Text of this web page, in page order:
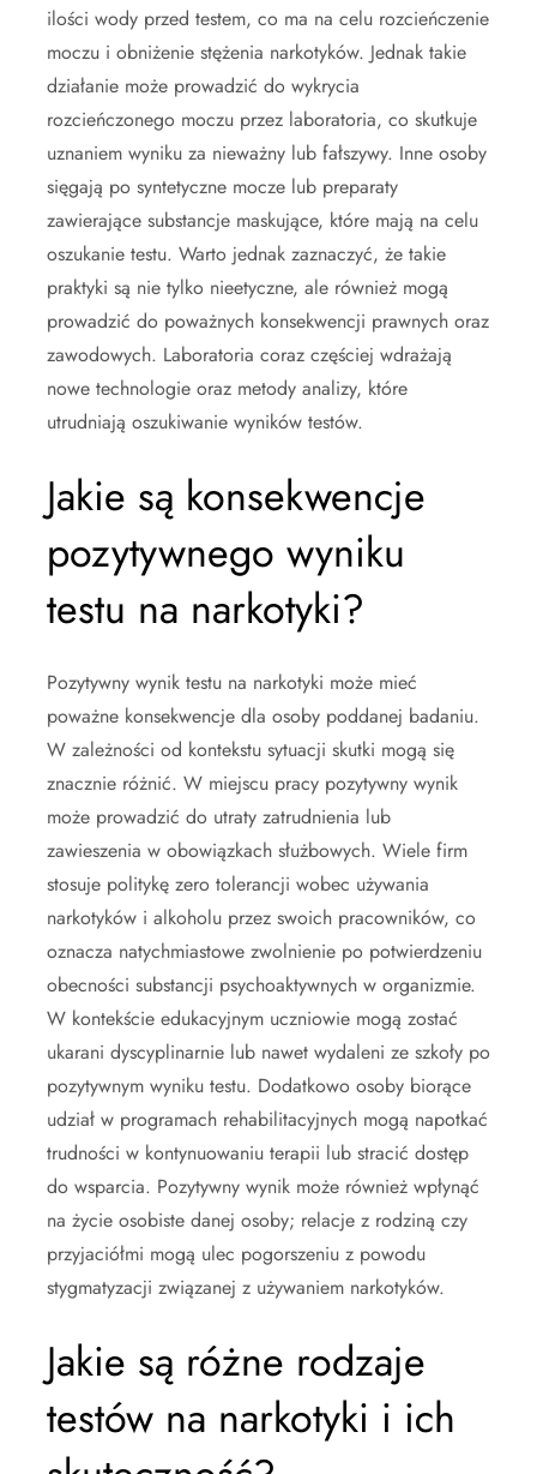
ilości wody przed testem, co ma na celu rozcieńczenie
moczu i obniżenie stężenia narkotyków. Jednak takie
działanie może prowadzić do wykrycia
rozcieńczonego moczu przez laboratoria, co skutkuje
uznaniem wyniku za nieważny lub fałszywy. Inne osoby
sięgają po syntetyczne mocze lub preparaty
zawierające substancje maskujące, które mają na celu
oszukanie testu. Warto jednak zaznaczyć, że takie
praktyki są nie tylko nieetyczne, ale również mogą
prowadzić do poważnych konsekwencji prawnych oraz
zawodowych. Laboratoria coraz częściej wdrażają
nowe technologie oraz metody analizy, które
utrudniają oszukiwanie wyników testów.
Jakie są konsekwencje
pozytywnego wyniku
testu na narkotyki?
Pozytywny wynik testu na narkotyki może mieć
poważne konsekwencje dla osoby poddanej badaniu.
W zależności od kontekstu sytuacji skutki mogą się
znacznie różnić. W miejscu pracy pozytywny wynik
może prowadzić do utraty zatrudnienia lub
zawieszenia w obowiązkach służbowych. Wiele firm
stosuje politykę zero tolerancji wobec używania
narkotyków i alkoholu przez swoich pracowników, co
oznacza natychmiastowe zwolnienie po potwierdzeniu
obecności substancji psychoaktywnych w organizmie.
W kontekście edukacyjnym uczniowie mogą zostać
ukarani dyscyplinarnie lub nawet wydaleni ze szkoły po
pozytywnym wyniku testu. Dodatkowo osoby biorące
udział w programach rehabilitacyjnych mogą napotkać
trudności w kontynuowaniu terapii lub stracić dostęp
do wsparcia. Pozytywny wynik może również wpłynąć
na życie osobiste danej osoby; relacje z rodziną czy
przyjaciółmi mogą ulec pogorszeniu z powodu
stygmatyzacji związanej z używaniem narkotyków.
Jakie są różne rodzaje
testów na narkotyki i ich